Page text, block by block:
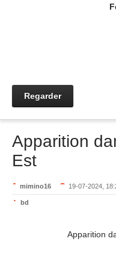
Regarder
Apparition
Est
mimino16 19-07-2024,
bd
Apparition